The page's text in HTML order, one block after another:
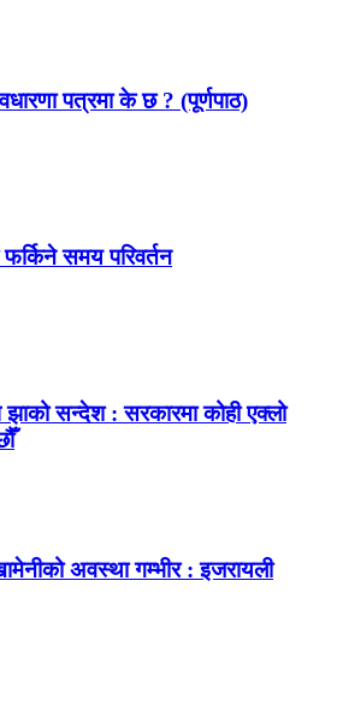
पत्रमा के छ ? (पूर्णपाठ)
समय परिवर्तन
झाको सन्देश : सरकारमा कोही एक्लो
अवस्था गम्भीर : इजरायली